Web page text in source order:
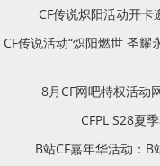
CF传说炽阳活动开
CF传说活动“炽阳燃世 圣耀
8月CF网吧特权活动
CFPL S28夏
B站CF嘉年华活动：